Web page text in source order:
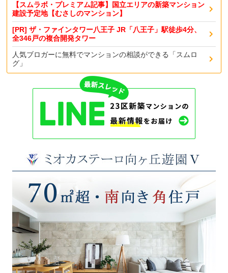
【スムラボ・プレミアム記事】国立エリアの新築マンション
建設予定地【むさしのマンション】
[PR] ザ・ファインタワー八王子 JR「八王子」駅徒歩4分、
全346戸の複合開発タワー
人気ブロガーに無料でマンションの相談ができる「スムロ
グ」